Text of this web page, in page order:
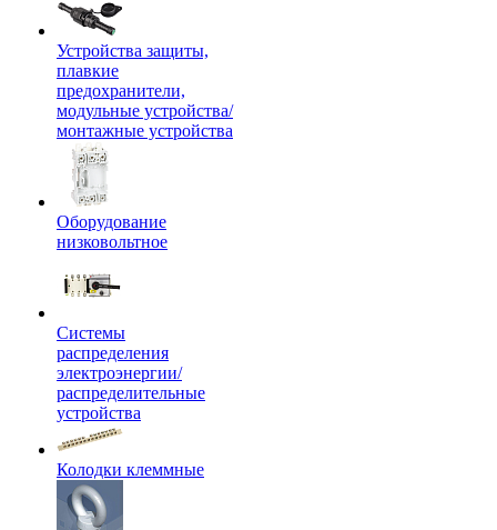
Устройства защиты,
плавкие
предохранители,
модульные устройства/
монтажные устройства
Оборудование
низковольтное
Системы
распределения
электроэнергии/
распределительные
устройства
Колодки клеммные